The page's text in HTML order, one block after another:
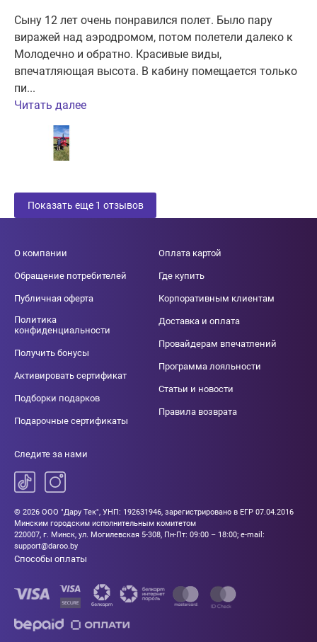
Сыну 12 лет очень понравился полет. Было пару
виражей над аэродромом, потом полетели далеко к
Молодечно и обратно. Красивые виды,
впечатляющая высота. В кабину помещается только
пи...
Читать далее
Показать еще 1 отзывов
О компании
Обращение потребителей
Публичная оферта
Политика
конфиденциальности
Получить бонусы
Активировать сертификат
Подборки подарков
Подарочные сертификаты
Оплата картой
Где купить
Корпоративным клиентам
Доставка и оплата
Провайдерам впечатлений
Программа лояльности
Статьи и новости
Правила возврата
Следите за нами
© 2026 ООО "Дару Тек", УНП: 192631946, зарегистрировано в ЕГР 07.04.2016
Минским городским исполнительным комитетом
220007, г. Минск, ул. Могилевская 5-308, Пн-Пт: 09:00 – 18:00; e-mail:
support@daroo.by
Способы оплаты